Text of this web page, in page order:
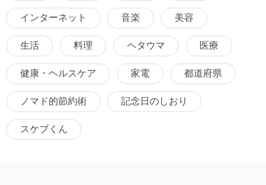
インターネット 音楽 美容
生活 料理 ヘタウマ 医療
健康・ヘルスケア 家電 都道府県
ノマド的節約術 記念日のしおり
スケブくん